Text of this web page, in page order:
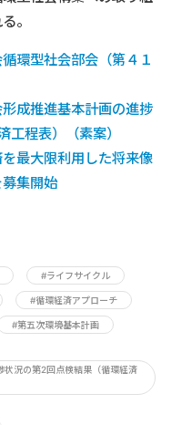
。
環型社会部会（第４１
成推進基本計画の進捗
程表）（素案）
最大限利用した将来像
集開始
#ライフサイクル
#循環経済アプローチ
#第五次環境基本計画
状況の第2回点検結果（循環経済